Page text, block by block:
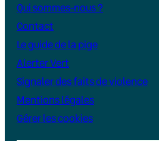
Qui sommes-nous ?
Contact
Le guide de la pige
Alerter Vert
Signaler des faits de violence
Mentions légales
Gérer les cookies